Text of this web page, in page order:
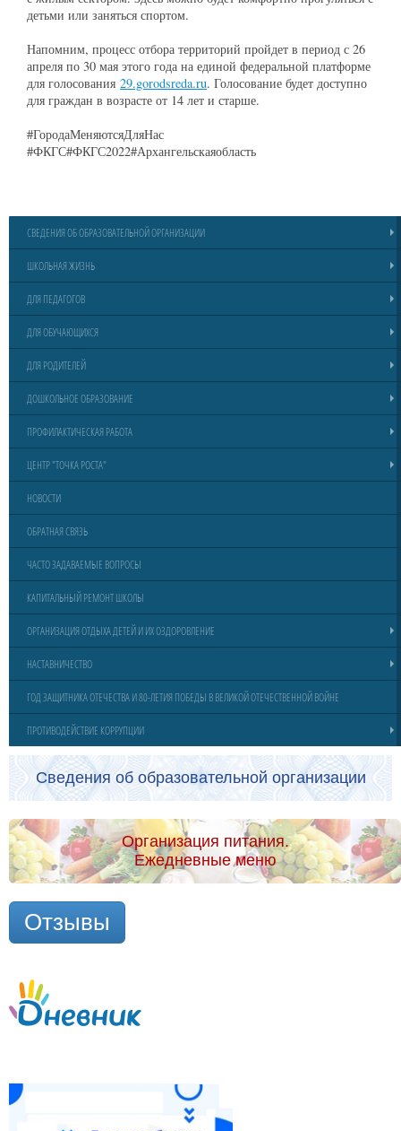
детьми или заняться спортом.
Напомним, процесс отбора территорий пройдет в период с 26
апреля по 30 мая этого года на единой федеральной платформе
для голосования 29.gorodsreda.ru. Голосование будет доступно
для граждан в возрасте от 14 лет и старше.
#ГородаМеняютсяДляНас
#ФКГС#ФКГС2022#Архангельскаяобласть
СВЕДЕНИЯ ОБ ОБРАЗОВАТЕЛЬНОЙ ОРГАНИЗАЦИИ
ШКОЛЬНАЯ ЖИЗНЬ
ДЛЯ ПЕДАГОГОВ
ДЛЯ ОБУЧАЮЩИХСЯ
ДЛЯ РОДИТЕЛЕЙ
ДОШКОЛЬНОЕ ОБРАЗОВАНИЕ
ПРОФИЛАКТИЧЕСКАЯ РАБОТА
ЦЕНТР "ТОЧКА РОСТА"
НОВОСТИ
ОБРАТНАЯ СВЯЗЬ
ЧАСТО ЗАДАВАЕМЫЕ ВОПРОСЫ
КАПИТАЛЬНЫЙ РЕМОНТ ШКОЛЫ
ОРГАНИЗАЦИЯ ОТДЫХА ДЕТЕЙ И ИХ ОЗДОРОВЛЕНИЕ
НАСТАВНИЧЕСТВО
ГОД ЗАЩИТНИКА ОТЕЧЕСТВА И 80-ЛЕТИЯ ПОБЕДЫ В ВЕЛИКОЙ ОТЕЧЕСТВЕННОЙ ВОЙНЕ
ПРОТИВОДЕЙСТВИЕ КОРРУПЦИИ
Сведения об образовательной организации
Организация питания.
Ежедневные меню
Отзывы